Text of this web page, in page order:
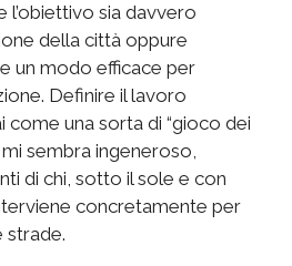
l’obiettivo sia davvero
della città oppure
un modo efficace per
Definire il lavoro
una sorta di “gioco dei
sembra ingeneroso,
di chi, sotto il sole e con
concretamente per
strade.